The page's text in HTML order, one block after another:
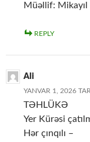
Müəllif:
REPLY
Ali
YANVAR 1, 2026
TƏHLÜKƏ
Yer Kürəsi
Hər çınqılı –